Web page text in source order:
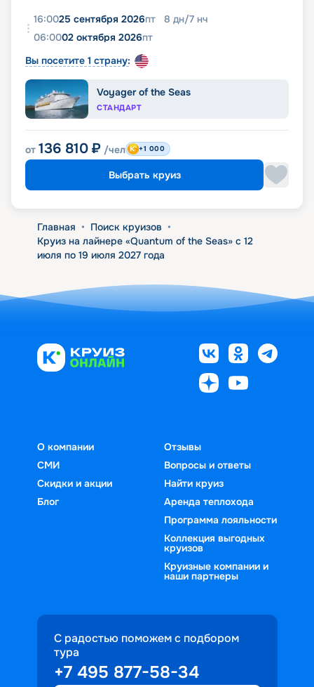
16:0025 сентября 2026пт 8 дн/7 нч
06:0002 октября 2026пт
Вы посетите 1 страну:
Voyager of the Seas
СТАНДАРТ
от 136 810 ₽ /чел +1 000
Выбрать круиз
Главная • Поиск круизов •
Круиз на лайнере «Quantum of the Seas» с 12
июля по 19 июля 2027 года
О компании
СМИ
Скидки и акции
Блог
Отзывы
Вопросы и ответы
Найти круиз
Аренда теплохода
Программа лояльности
Коллекция выгодных
круизов
Круизные компании и
наши партнеры
С радостью поможем с подбором
тура
+7 495 877-58-34